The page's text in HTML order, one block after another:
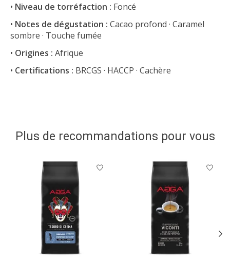
• Niveau de torréfaction : Foncé
• Notes de dégustation : Cacao profond · Caramel
sombre · Touche fumée
• Origines : Afrique
• Certifications : BRCGS · HACCP · Cachère
Plus de recommandations pour vous
Articles du carrousel de produits